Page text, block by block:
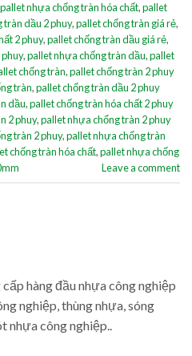
pallet nhựa chống tràn hóa chất,pallet
tràn dầu 2 phuy,pallet chống tràn giá rẻ,
2 phuy,pallet chống tràn dầu giá rẻ,
,pallet nhựa chống tràn dầu,pallet
chống tràn,pallet chống tràn 2 phuy
tràn,pallet chống tràn dầu 2 phuy
dầu,pallet chống tràn hóa chất 2 phuy
2 phuy,pallet nhựa chống tràn 2 phuy
tràn 2 phuy,pallet nhựa chống tràn
chống tràn hóa chất,pallet nhựa chống
Leave a comment
hàng đầu nhựa công nghiệp
nghiệp, thùng nhựa, sóng
nhựa công nghiệp..